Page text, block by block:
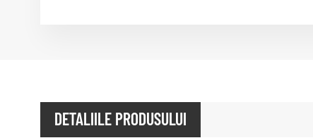
DETALIILE PRODUSULUI